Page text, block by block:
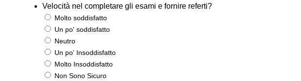
Velocità nel completare gli esami e fornire referti?
Molto soddisfatto
Un po' soddisfatto
Neutro
Un po' Insoddisfatto
Molto Insoddisfatto
Non Sono Sicuro